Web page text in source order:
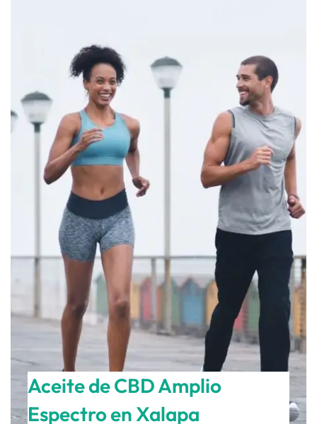
Aceite de CBD Amplio
Espectro en Xalapa